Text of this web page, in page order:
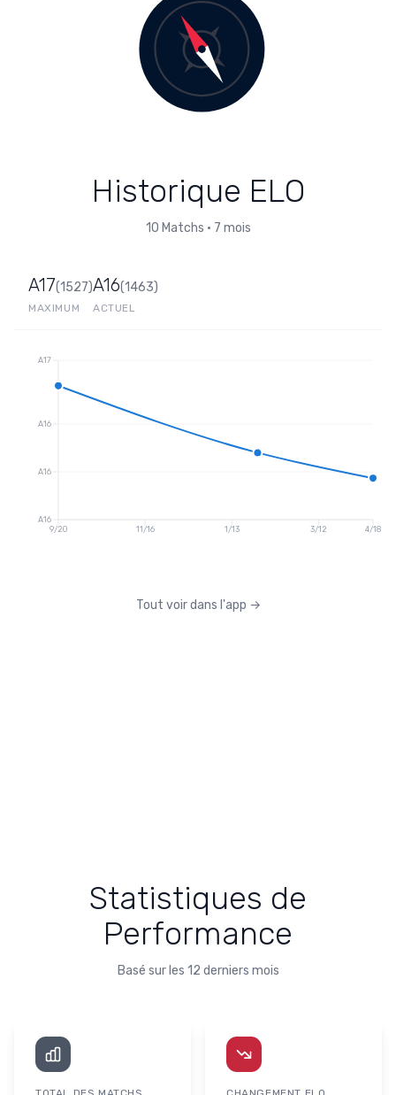
Historique ELO
10 Matchs • 7 mois
A17(1527)
MAXIMUM
A16(1463)
ACTUEL
9/20 11/16 1/13 3/12 4/18
A16
A16
A16
A17
Tout voir dans l'app →
Statistiques de
Performance
Basé sur les 12 derniers mois